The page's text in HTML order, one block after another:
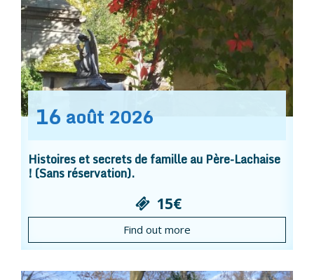
16 août 2026
Histoires et secrets de famille au Père-Lachaise
! (Sans réservation).
15€
Find out more